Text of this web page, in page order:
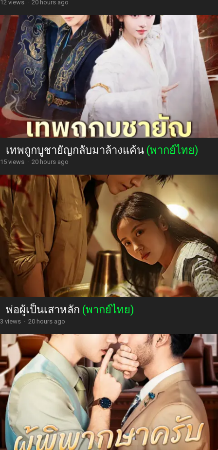
12 views · 20 hours ago
เทพถูกบูชายัญกลับมาล้างแค้น (พากย์ไทย)
15 views · 20 hours ago
พ่อผู้เป็นเสาหลัก (พากย์ไทย)
3 views · 20 hours ago